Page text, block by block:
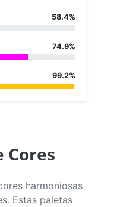
58.4%
74.9%
99.2%
Cores
harmoniosas
Estas paletas